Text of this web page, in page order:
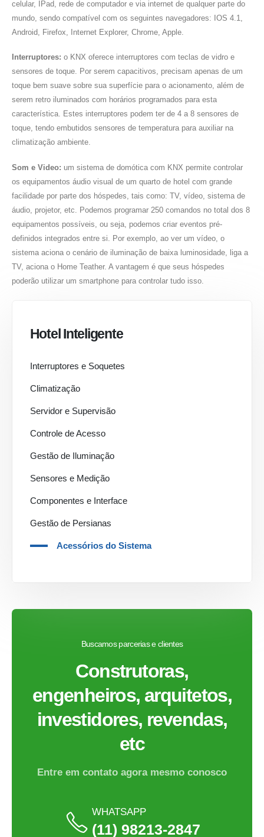
celular, IPad, rede de computador e via internet de qualquer parte do
mundo, sendo compatível com os seguintes navegadores: IOS 4.1,
Android, Firefox, Internet Explorer, Chrome, Apple.
Interruptores: o KNX oferece interruptores com teclas de vidro e
sensores de toque. Por serem capacitivos, precisam apenas de um
toque bem suave sobre sua superfície para o acionamento, além de
serem retro iluminados com horários programados para esta
característica. Estes interruptores podem ter de 4 a 8 sensores de
toque, tendo embutidos sensores de temperatura para auxiliar na
climatização ambiente.
Som e Video: um sistema de domótica com KNX permite controlar
os equipamentos áudio visual de um quarto de hotel com grande
facilidade por parte dos hóspedes, tais como: TV, vídeo, sistema de
áudio, projetor, etc. Podemos programar 250 comandos no total dos 8
equipamentos possíveis, ou seja, podemos criar eventos pré-
definidos integrados entre si. Por exemplo, ao ver um vídeo, o
sistema aciona o cenário de iluminação de baixa luminosidade, liga a
TV, aciona o Home Teather. A vantagem é que seus hóspedes
poderão utilizar um smartphone para controlar tudo isso.
Hotel Inteligente
Interruptores e Soquetes
Climatização
Servidor e Supervisão
Controle de Acesso
Gestão de Iluminação
Sensores e Medição
Componentes e Interface
Gestão de Persianas
Acessórios do Sistema
Buscamos parcerias e clientes
Construtoras,
engenheiros, arquitetos,
investidores, revendas,
etc
Entre em contato agora mesmo conosco
WHATSAPP
(11) 98213-2847